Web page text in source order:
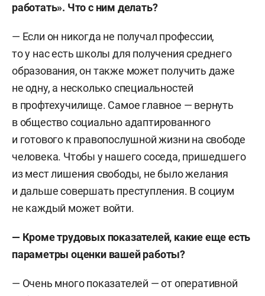
работать». Что с ним делать?
— Если он никогда не получал профессии,
то у нас есть школы для получения среднего
образования, он также может получить даже
не одну, а несколько специальностей
в профтехучилище. Самое главное — вернуть
в общество социально адаптированного
и готового к правопослушной жизни на свободе
человека. Чтобы у нашего соседа, пришедшего
из мест лишения свободы, не было желания
и дальше совершать преступления. В социум
не каждый может войти.
— Кроме трудовых показателей, какие еще есть
параметры оценки вашей работы?
— Очень много показателей — от оперативной